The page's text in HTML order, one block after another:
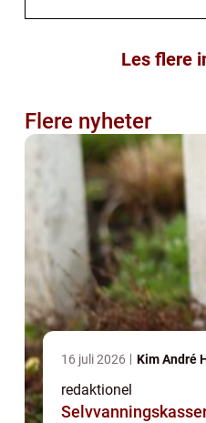
Les flere
Flere nyheter
16 juli 2026 Kim André
redaktionel